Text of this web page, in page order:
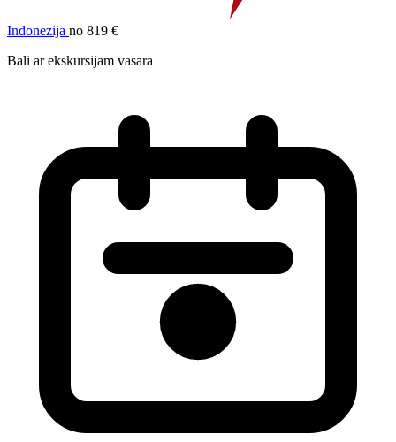
Indonēzija no 819 €
Bali ar ekskursijām vasarā